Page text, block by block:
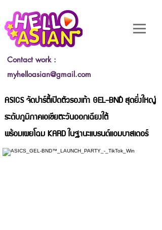
Contact work :
myhelloasian@gmail.com
ASICS จัดปาร์ตี้เปิดตัวรองเท้า GEL-BND™ สุดยิ่งใหญ่
ระดับภูมิภาคเอเชียตะวันออกเฉียงใต้
พร้อมเผยโฉม KARD ในฐานะแบรนด์แอมบาสเดอร์